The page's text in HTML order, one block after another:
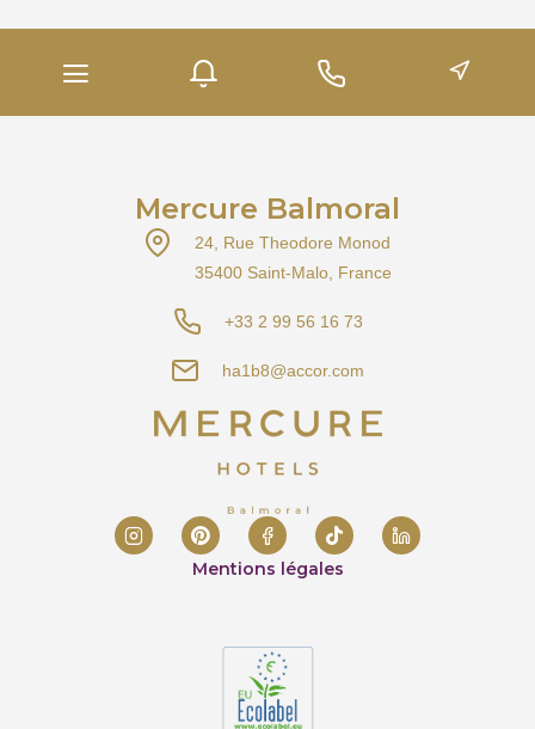
Mercure Balmoral
24, Rue Theodore Monod
35400 Saint-Malo, France
+33 2 99 56 16 73
ha1b8@accor.com
Mentions légales